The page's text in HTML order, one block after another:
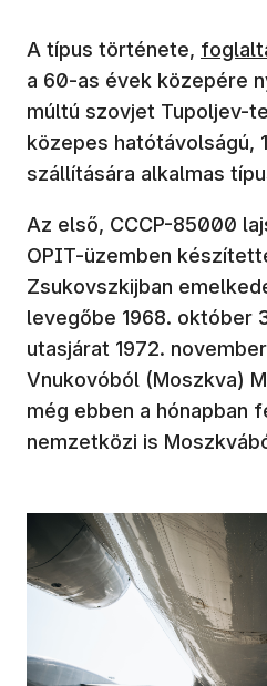
A típus története, (új
a 60-as évek közepére
múltú szovjet Tupoljev-
közepes hatótávolságú,
szállítására alkalmas
Az első, CCCP-85000
OPIT-üzemben
Zsukovszkijban
levegőbe 1968. október
utasjárat 1972.
Vnukovóból (Moszkva)
még ebben a hónapban
nemzetközi is